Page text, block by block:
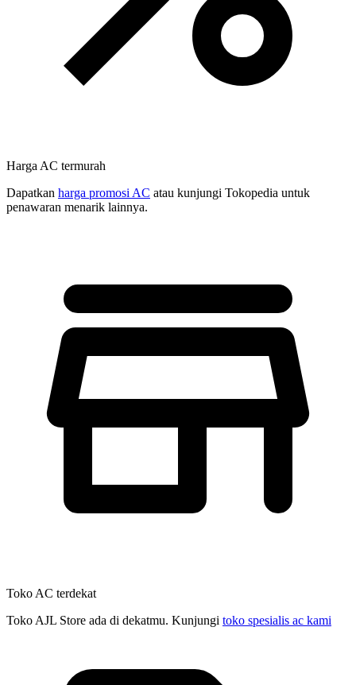
Harga AC termurah
Dapatkan harga promosi AC atau kunjungi Tokopedia untuk
penawaran menarik lainnya.
Toko AC terdekat
Toko AJL Store ada di dekatmu. Kunjungi toko spesialis ac kami